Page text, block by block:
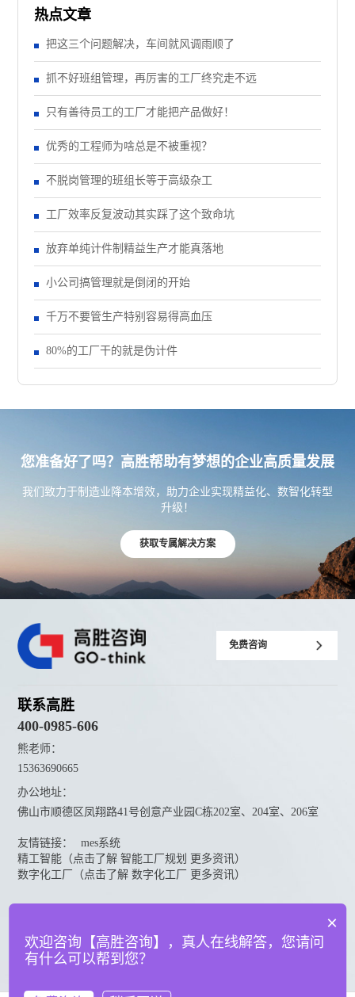
热点文章
把这三个问题解决，车间就风调雨顺了
抓不好班组管理，再厉害的工厂终究走不远
只有善待员工的工厂才能把产品做好！
优秀的工程师为啥总是不被重视？
不脱岗管理的班组长等于高级杂工
工厂效率反复波动其实踩了这个致命坑
放弃单纯计件制精益生产才能真落地
小公司搞管理就是倒闭的开始
千万不要管生产特别容易得高血压
80%的工厂干的就是伪计件
您准备好了吗？高胜帮助有梦想的企业高质量发展
我们致力于制造业降本增效，助力企业实现精益化、数智化转型
升级！
获取专属解决方案
免费咨询
联系高胜
400-0985-606
熊老师：
15363690665
办公地址：
佛山市顺德区凤翔路41号创意产业园C栋202室、204室、206室
友情链接：
mes系统
精工智能（点击了解 智能工厂规划 更多资讯）
数字化工厂（点击了解 数字化工厂 更多资讯）
×
欢迎咨询【高胜咨询】，真人在线解答，您请问
有什么可以帮到您？